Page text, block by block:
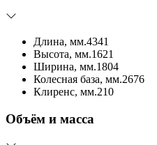
Длина, мм.4341
Высота, мм.1621
Ширина, мм.1804
Колесная база, мм.2676
Клиренс, мм.210
Объём и масса